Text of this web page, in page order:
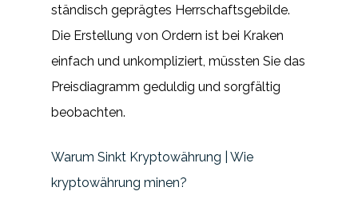
ständisch geprägtes Herrschaftsgebilde.
Die Erstellung von Ordern ist bei Kraken
einfach und unkompliziert, müssten Sie das
Preisdiagramm geduldig und sorgfältig
beobachten.
Warum Sinkt Kryptowährung | Wie
kryptowährung minen?